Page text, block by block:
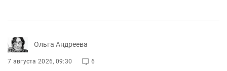
Ольга Андреева
7 августа 2026, 09:30 6